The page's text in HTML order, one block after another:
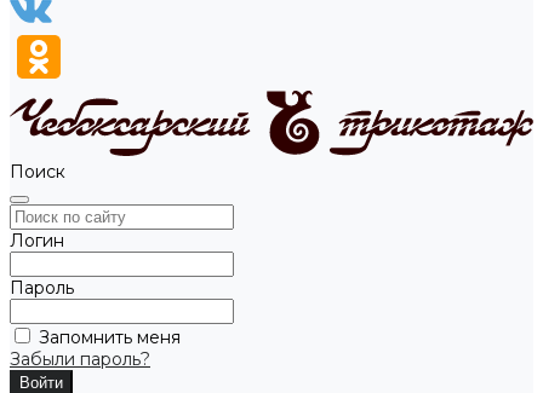
Поиск
Логин
Пароль
Запомнить меня
Забыли пароль?